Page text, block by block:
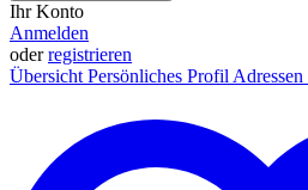
Ihr Konto
Anmelden
oderregistrieren
Übersicht Persönliches Profil Adressen